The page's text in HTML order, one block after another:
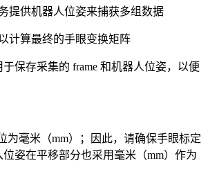
提供机器人位姿来捕获多组数据
计算最终的手眼变换矩阵
保存采集的 frame 和机器人位姿，以便
为毫米（mm）；因此，请确保手眼标定
姿在平移部分也采用毫米（mm）作为